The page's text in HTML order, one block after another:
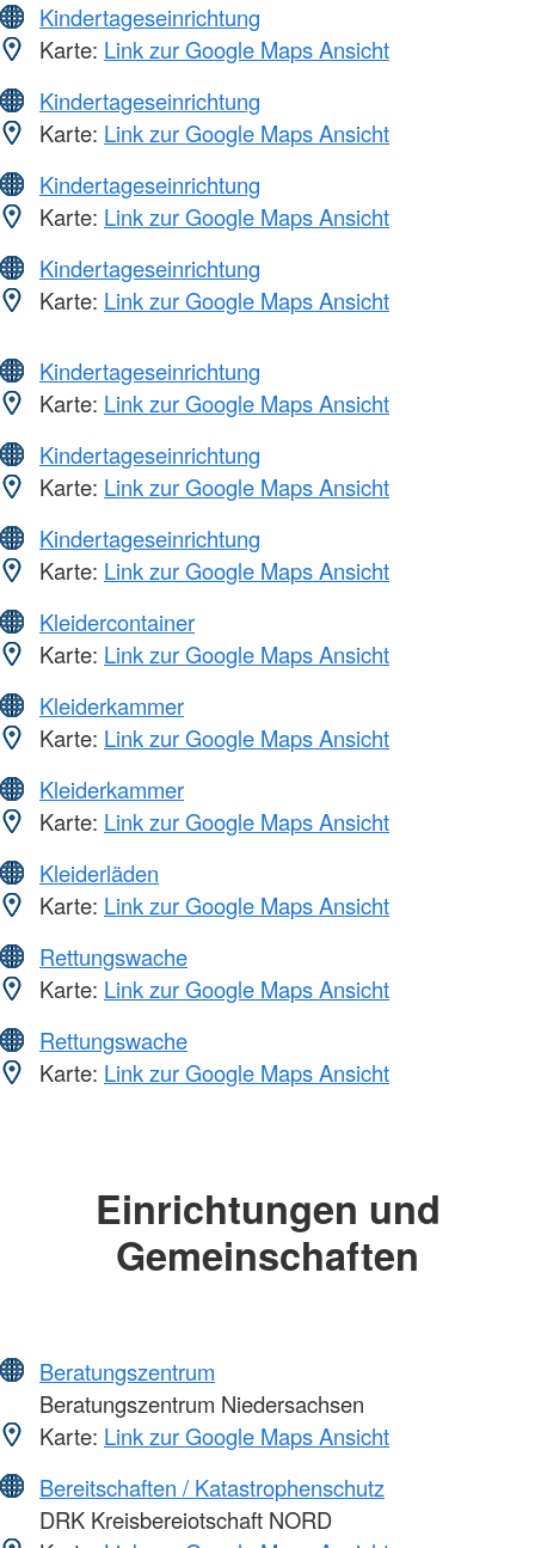
Kindertageseinrichtung
Karte: Link zur Google Maps Ansicht
Kindertageseinrichtung
Karte: Link zur Google Maps Ansicht
Kindertageseinrichtung
Karte: Link zur Google Maps Ansicht
Kindertageseinrichtung
Karte: Link zur Google Maps Ansicht
Kindertageseinrichtung
Karte: Link zur Google Maps Ansicht
Kindertageseinrichtung
Karte: Link zur Google Maps Ansicht
Kindertageseinrichtung
Karte: Link zur Google Maps Ansicht
Kleidercontainer
Karte: Link zur Google Maps Ansicht
Kleiderkammer
Karte: Link zur Google Maps Ansicht
Kleiderkammer
Karte: Link zur Google Maps Ansicht
Kleiderläden
Karte: Link zur Google Maps Ansicht
Rettungswache
Karte: Link zur Google Maps Ansicht
Rettungswache
Karte: Link zur Google Maps Ansicht
Einrichtungen und
Gemeinschaften
Beratungszentrum
Beratungszentrum Niedersachsen
Karte: Link zur Google Maps Ansicht
Bereitschaften / Katastrophenschutz
DRK Kreisbereiotschaft NORD